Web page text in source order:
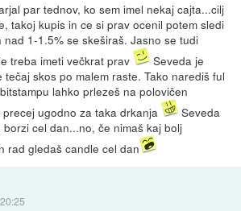
par tednov, ko sem imel nekaj cajta...cilj
takoj kupis in ce si prav ocenil potem sledi
nad 1-1.5% se skeširaš. Jasno se tudi
treba imeti večkrat prav
Seveda je
skos po malem raste. Tako narediš ful
lahko prlezeš na polovičen
ugodno za taka drkanja
Seveda
cel dan...no, če nimaš kaj bolj
rad gledaš candle cel dan